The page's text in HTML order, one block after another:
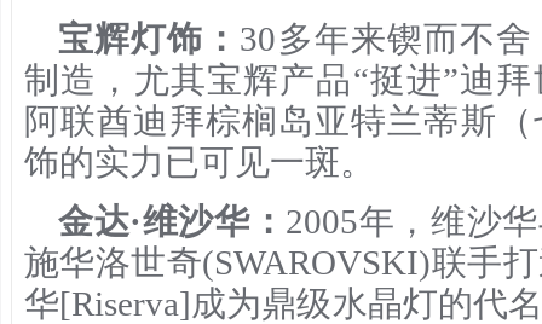
宝辉灯饰： 30多年来锲而不
制造，尤其宝辉产品“挺进”迪
阿联酋迪拜棕榈岛亚特兰蒂斯
饰的实力已可见一斑。
金达·维沙华： 2005年，维沙
施华洛世奇(SWAROVSKI)联手
华[Riserva]成为鼎级水晶灯的代